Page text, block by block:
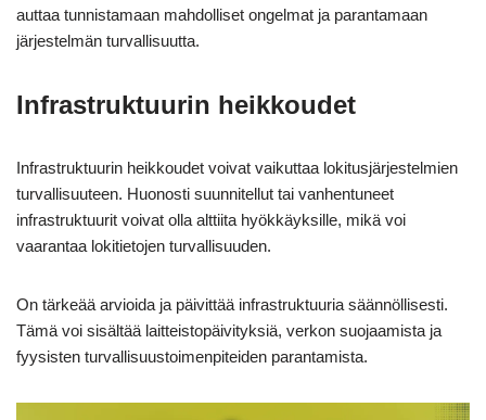
auttaa tunnistamaan mahdolliset ongelmat ja parantamaan
järjestelmän turvallisuutta.
Infrastruktuurin heikkoudet
Infrastruktuurin heikkoudet voivat vaikuttaa lokitusjärjestelmien
turvallisuuteen. Huonosti suunnitellut tai vanhentuneet
infrastruktuurit voivat olla alttiita hyökkäyksille, mikä voi
vaarantaa lokitietojen turvallisuuden.
On tärkeää arvioida ja päivittää infrastruktuuria säännöllisesti.
Tämä voi sisältää laitteistopäivityksiä, verkon suojaamista ja
fyysisten turvallisuustoimenpiteiden parantamista.